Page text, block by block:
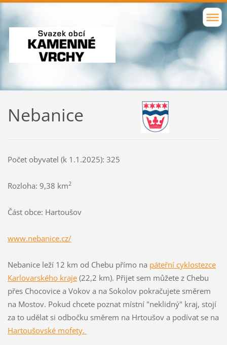
Nebanice
Počet obyvatel (k 1.1.2025): 325
Rozloha: 9,38 km2
Část obce: Hartoušov
www.nebanice.cz/
Nebanice leží 12 km od Chebu přímo na páteřní cyklostezce
Karlovarského kraje(22,2 km). Přijet sem můžete z Chebu
přes Chocovice a Vokov a na Sokolov pokračujete směrem
na Mostov. Pokud chcete poznat místní "neklidný" kraj, stojí
za to udělat si odbočku směrem na Hrtoušov a podívat se na
Hartoušovské mofety.